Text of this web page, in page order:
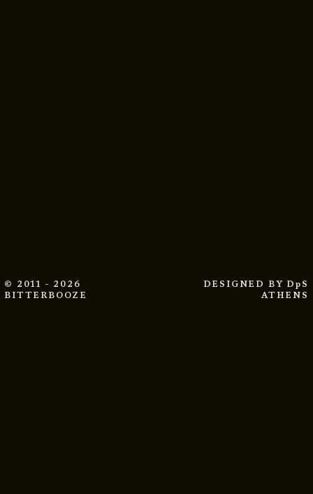
© 2011 - 2026
BITTERBOOZE
DESIGNED BY DpS
ATHENS